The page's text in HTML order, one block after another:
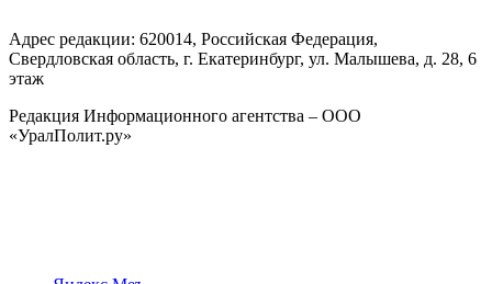
Адрес редакции: 620014, Российская Федерация,
Свердловская область, г. Екатеринбург, ул. Малышева, д. 28, 6
этаж
Редакция Информационного агентства – ООО
«УралПолит.ру»